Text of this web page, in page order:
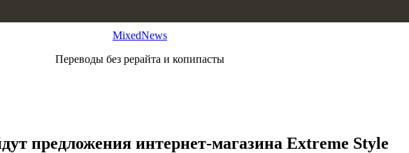
MixedNews
Переводы без рерайта и копипасты
предложения интернет-магазина Extreme Style